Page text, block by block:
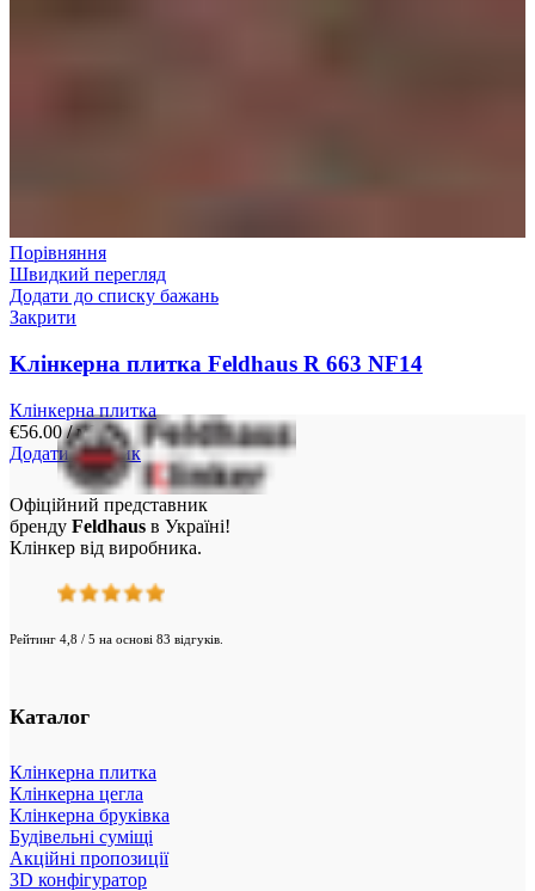
Порівняння
Швидкий перегляд
Додати до списку бажань
Закрити
Kлінкерна плитка Feldhaus R 663 NF14
Клінкерна плитка
€56.00/ м²
Додати у кошик
Офіційний представник
бренду Feldhaus в Україні!
Клінкер від виробника.
Рейтинг 4,8 / 5 на основі 83 відгуків.
Каталог
Клінкерна плитка
Клінкерна цегла
Клінкерна бруківка
Будівельні суміщі
Акційні пропозиції
3D конфігуратор